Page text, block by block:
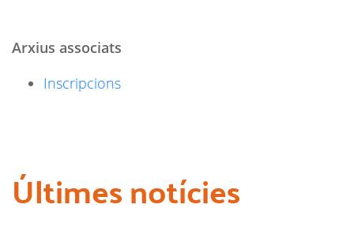
Arxius associats
Inscripcions
Últimes notícies